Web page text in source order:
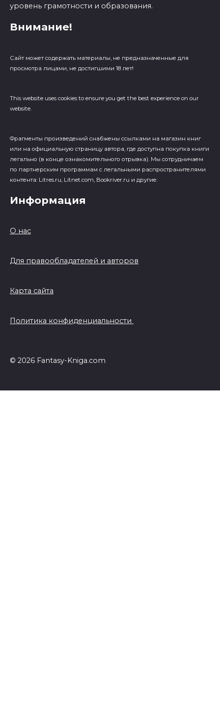
уровень грамотности и образования.
Внимание!
Сайт может содержать материалы, не предназначенные для
просмотра лицами, не достигшими 18 лет!
This website uses cookies to ensure you get the best experience on our
website.
Фрагменты произведений cнабжены ссылками на магазин книг
или на официальную страницу автора, где доступна покупка книги
легально (в конце ознакомительного отрывка). Мы сотрудничаем
по партнерским программам с легальными распространителями
контента: Litres.ru, Litnet.com, Bookriver.ru и другие.
Информация
О нас
Для правообладателей и авторов
Карта сайта
Политика конфиденциальности
© 2026 Fantasy-Kniga.com